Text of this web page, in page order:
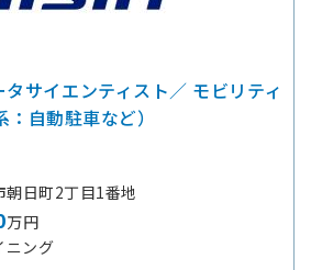
タサイエンティスト／ モビリティ
自動駐車など）
朝日町2丁目1番地
万円
ニング